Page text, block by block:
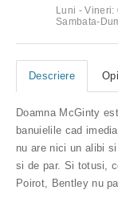
Luni - Vineri:
Sambata-
Descriere
Doamna McGinty
banuielile cad
nu are nici un alibi
si de par. Si totusi,
Poirot, Bentley nu